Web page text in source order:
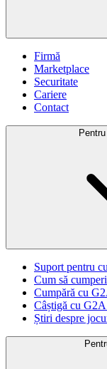
Firmă
Marketplace
Securitate
Cariere
Contact
Suport pentru
Cum să cumperi
Cumpără cu
Câștigă cu
Știri despre